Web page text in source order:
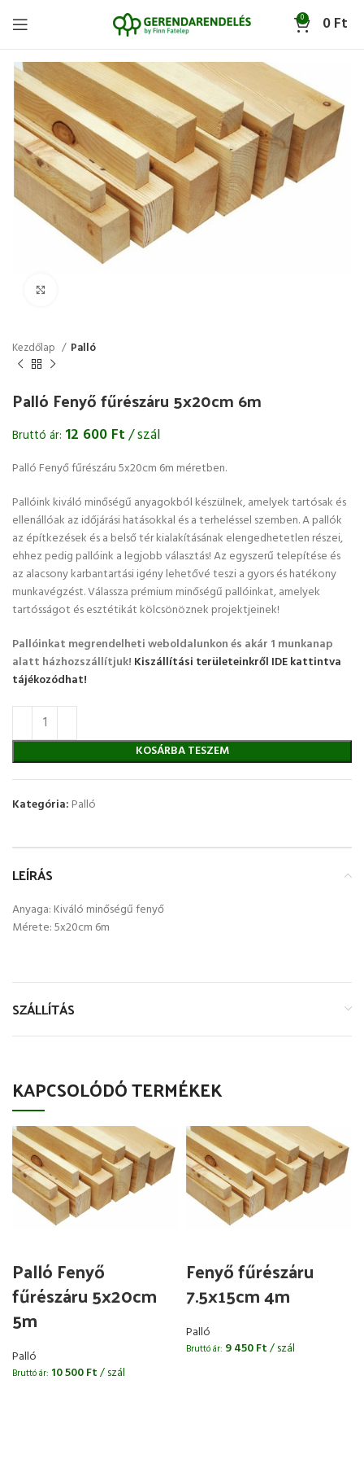
0 0Ft
Kezdőlap Palló
Palló Fenyő fűrészáru 5x20cm 6m
Bruttó ár: 12 600 Ft/ szál
Palló Fenyő fűrészáru 5x20cm 6m méretben.
Pallóink kiváló minőségű anyagokból készülnek, amelyek tartósak és
ellenállóak az időjárási hatásokkal és a terheléssel szemben. A pallók
az építkezések és a belső tér kialakításának elengedhetetlen részei,
ehhez pedig pallóink a legjobb választás! Az egyszerű telepítése és
az alacsony karbantartási igény lehetővé teszi a gyors és hatékony
munkavégzést. Válassza prémium minőségű pallóinkat, amelyek
tartósságot és esztétikát kölcsönöznek projektjeinek!
Pallóinkat megrendelheti weboldalunkon és akár 1 munkanap
alatt házhozszállítjuk! Kiszállítási területeinkről IDE kattintva
tájékozódhat!
KOSÁRBA TESZEM
Kategória: Palló
LEÍRÁS
Anyaga: Kiváló minőségű fenyő
Mérete: 5x20cm 6m
SZÁLLÍTÁS
KAPCSOLÓDÓ TERMÉKEK
Palló Fenyő
fűrészáru 5x20cm
5m
Palló
Bruttó ár: 10 500Ft/ szál
Fenyő fűrészáru
7.5x15cm 4m
Palló
Bruttó ár: 9 450Ft/ szál